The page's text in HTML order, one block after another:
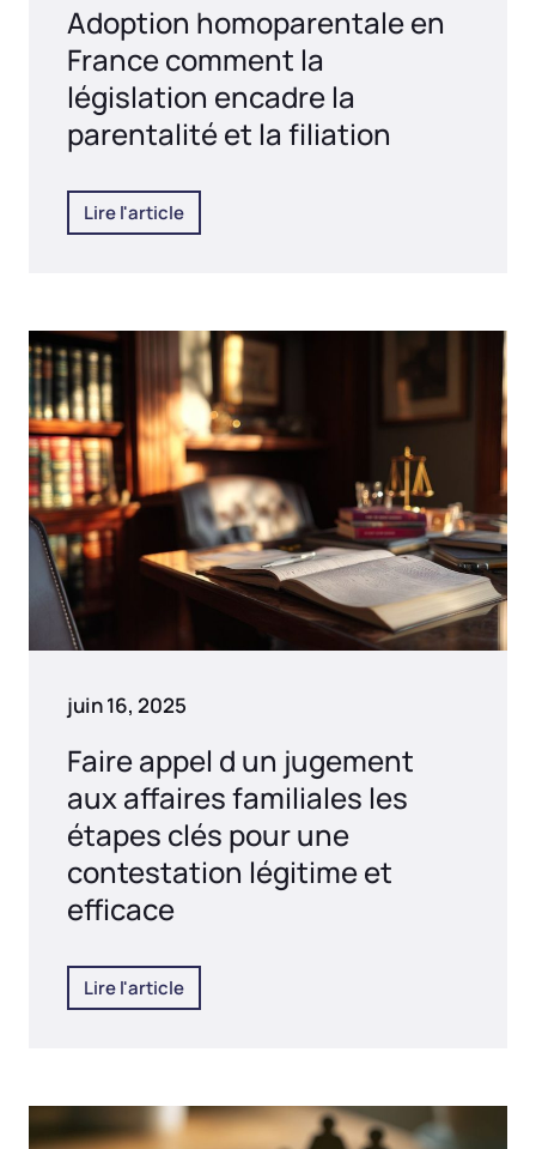
Adoption homoparentale en
France comment la
législation encadre la
parentalité et la filiation
Lire l'article
juin 16, 2025
Faire appel d un jugement
aux affaires familiales les
étapes clés pour une
contestation légitime et
efficace
Lire l'article